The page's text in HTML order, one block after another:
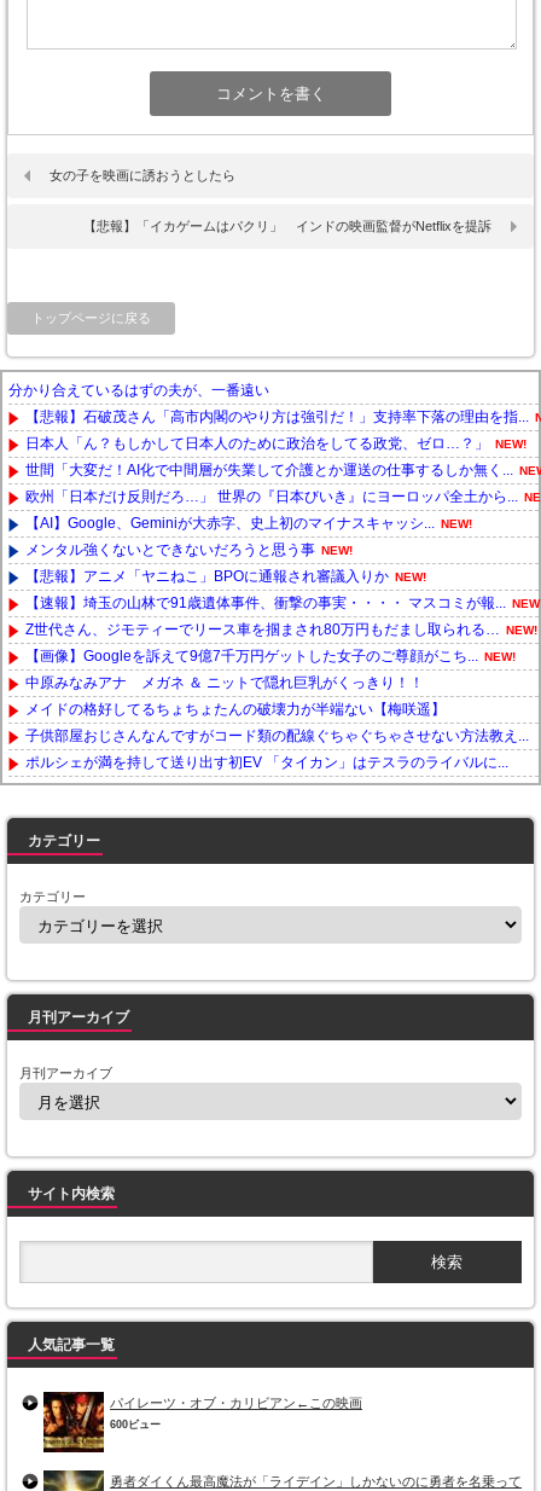
女の子を映画に誘おうとしたら
【悲報】「イカゲームはパクリ」 インドの映画監督がNetflixを提訴
トップページに戻る
分かり合えているはずの夫が、一番遠い
【悲報】石破茂さん「高市内閣のやり方は強引だ！」支持率下落の理由を指...
日本人「ん？もしかして日本人のために政治をしてる政党、ゼロ…？」 NEW!
世間「大変だ！AI化で中間層が失業して介護とか運送の仕事するしか無く...
欧州「日本だけ反則だろ…」 世界の『日本びいき』にヨーロッパ全土から...
【AI】Google、Geminiが大赤字、史上初のマイナスキャッシ... NEW!
メンタル強くないとできないだろうと思う事 NEW!
【悲報】アニメ「ヤニねこ」BPOに通報され審議入りか NEW!
【速報】埼玉の山林で91歳遺体事件、衝撃の事実・・・・ マスコミが報...
Z世代さん、ジモティーでリース車を掴まされ80万円もだまし取られる… NEW!
【画像】Googleを訴えて9億7千万円ゲットした女子のご尊顔がこち... NEW!
中原みなみアナ メガネ ＆ ニットで隠れ巨乳がくっきり！！
メイドの格好してるちょちょたんの破壊力が半端ない【梅咲遥】
子供部屋おじさんなんですがコード類の配線ぐちゃぐちゃさせない方法教え...
ポルシェが満を持して送り出す初EV 「タイカン」はテスラのライバルに...
カテゴリー
カテゴリー
月刊アーカイブ
月刊アーカイブ
サイト内検索
人気記事一覧
パイレーツ・オブ・カリビアン←この映画
600ビュー
勇者ダイくん最高魔法が「ライデイン」しかないのに勇者を名乗って